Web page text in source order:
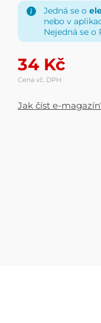
Jedná se o
nebo v
Nejedná se o
34 Kč
Cena vč. DPH
Jak číst e-